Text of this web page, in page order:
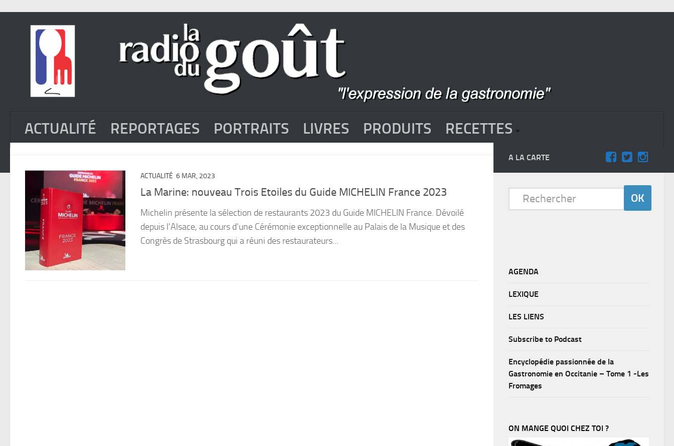
ACTUALITÉ REPORTAGES PORTRAITS LIVRES PRODUITS RECETTES
ACTUALITÉ 6 MAR, 2023
La Marine: nouveau Trois Etoiles du Guide MICHELIN France 2023
Michelin présente la sélection de restaurants 2023 du Guide MICHELIN France. Dévoilé
depuis l’Alsace, au cours d’une Cérémonie exceptionnelle au Palais de la Musique et des
Congrès de Strasbourg qui a réuni des restaurateurs...
A LA CARTE
AGENDA
LEXIQUE
LES LIENS
Subscribe to Podcast
Encyclopédie passionnée de la
Gastronomie en Occitanie – Tome 1 -Les
Fromages
ON MANGE QUOI CHEZ TOI ?